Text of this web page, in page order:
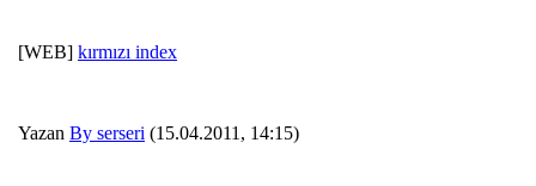
[WEB] kırmızı index
Yazan By serseri (15.04.2011, 14:15)